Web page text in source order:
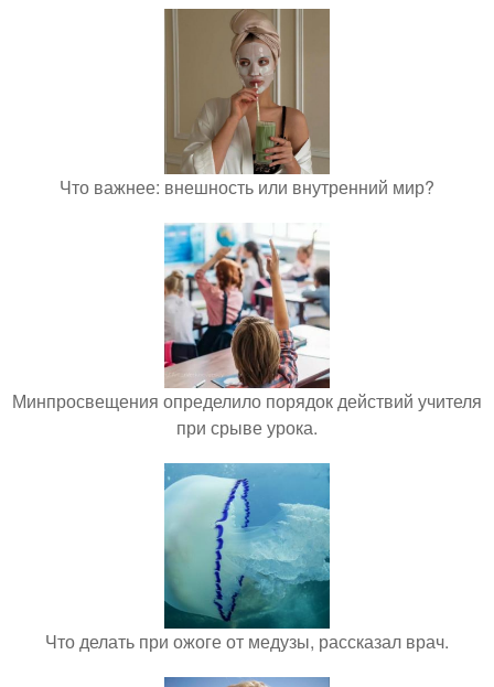
Что важнее: внешность или внутренний мир?
Минпросвещения определило порядок действий учителя
при срыве урока.
Что делать при ожоге от медузы, рассказал врач.